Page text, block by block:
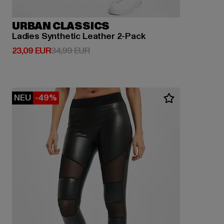
URBAN CLASSICS
Ladies Synthetic Leather 2-Pack
23,09 EUR
Derzeitiger Preis: 23,09 EUR
34,99 EURAktionspreis: 34,99 EUR
NEU -49%